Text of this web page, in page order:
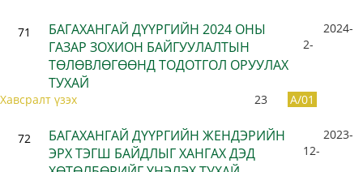
71
БАГАХАНГАЙ ДҮҮРГИЙН 2024 ОНЫ
ГАЗАР ЗОХИОН БАЙГУУЛАЛТЫН
ТӨЛӨВЛӨГӨӨНД ТОДОТГОЛ ОРУУЛАХ
ТУХАЙ
2024-
2-
23 A/01
Хавсралт үзэх
72
БАГАХАНГАЙ ДҮҮРГИЙН ЖЕНДЭРИЙН
ЭРХ ТЭГШ БАЙДЛЫГ ХАНГАХ ДЭД
2023-
12-